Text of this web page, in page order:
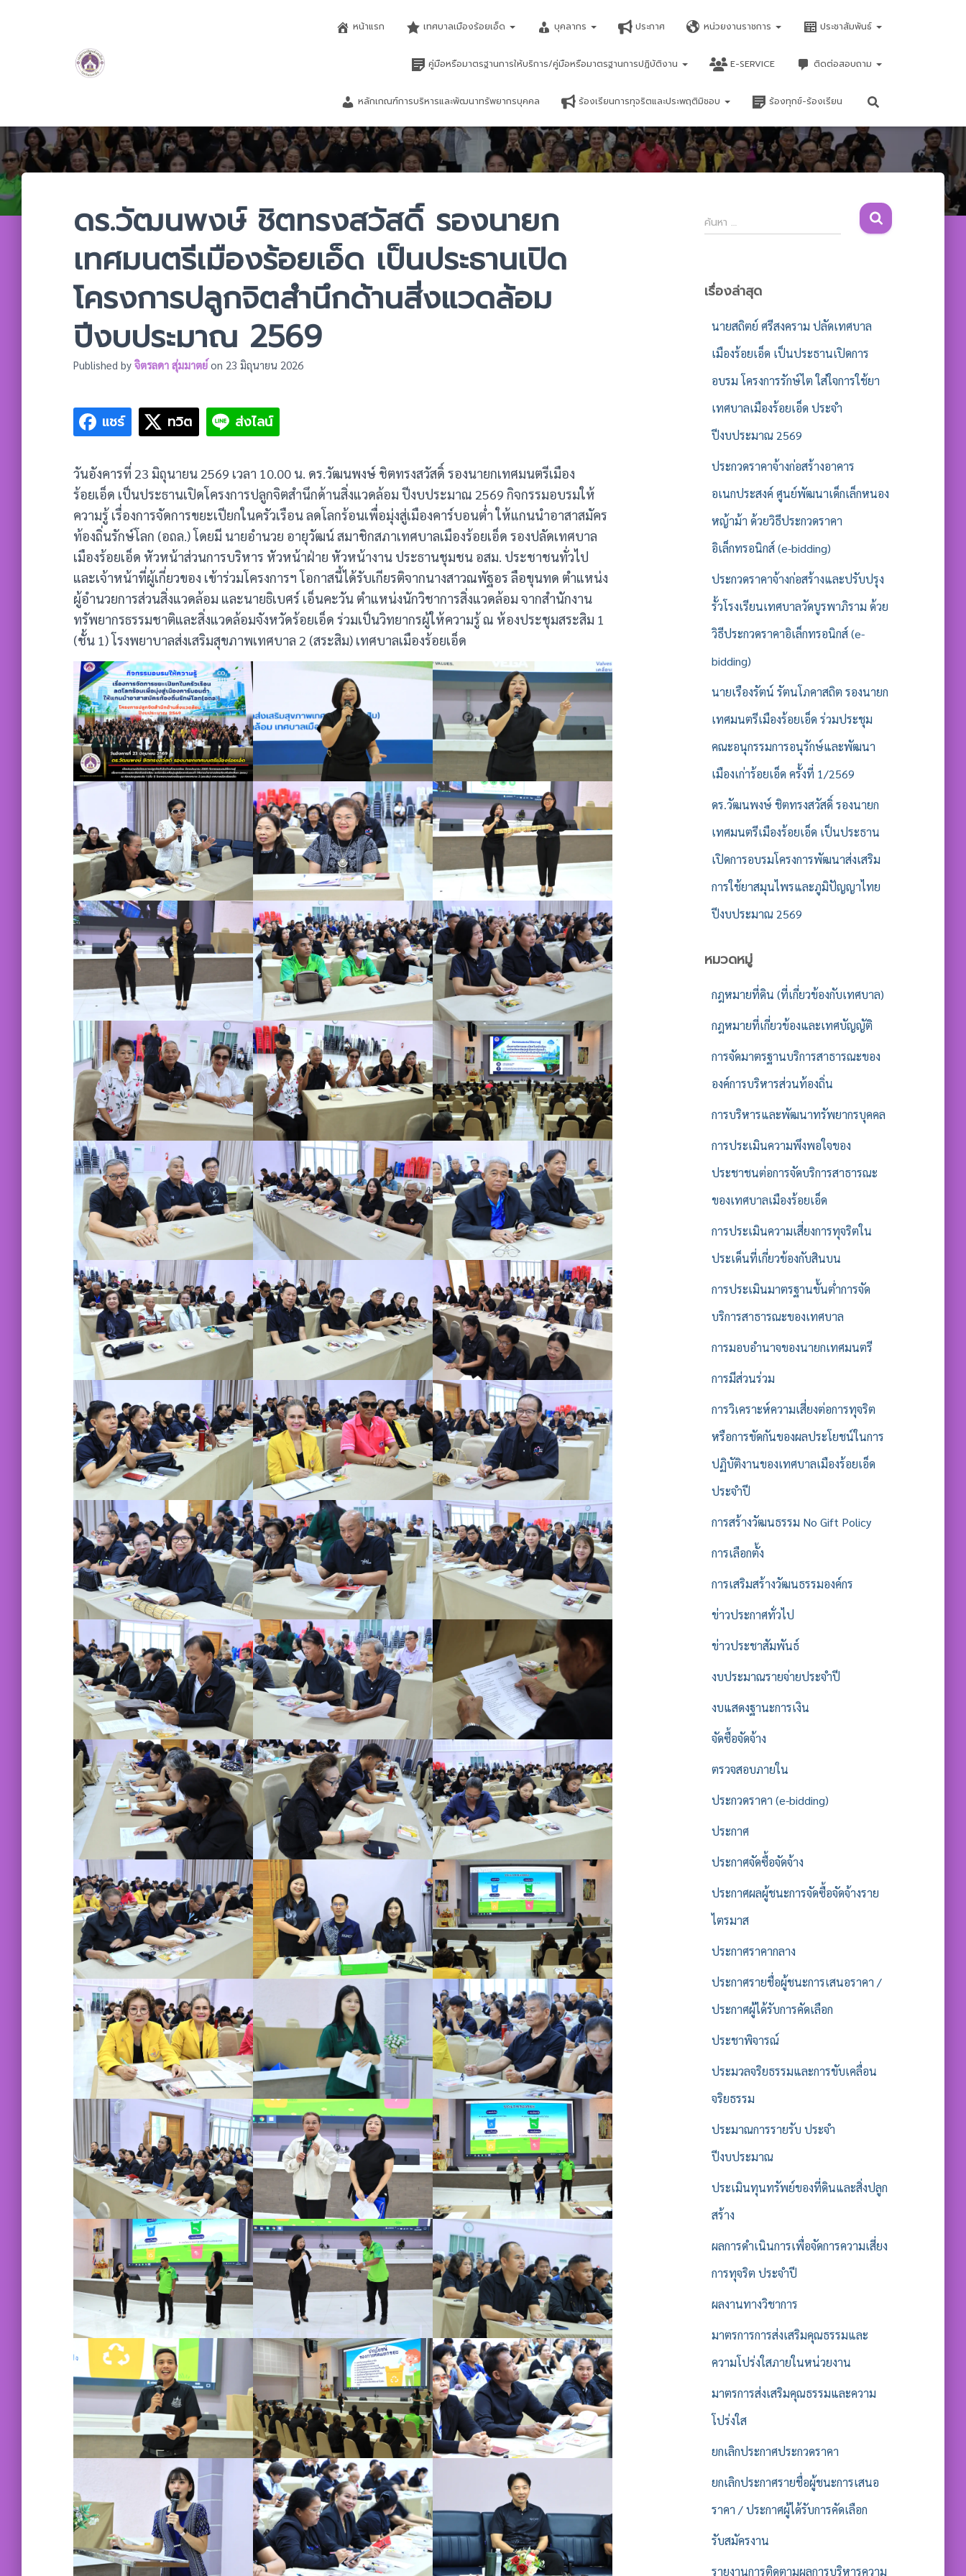
หน้าแรก เทศบาลเมืองร้อยเอ็ด บุคลากร ประกาศ หน่วยงานราชการ ประชาสัมพันธ์
คู่มือหรือมาตรฐานการให้บริการ/คู่มือหรือมาตรฐานการปฏิบัติงาน E-SERVICE ติดต่อสอบถาม
หลักเกณฑ์การบริหารและพัฒนาทรัพยากรบุคคล ร้องเรียนการทุจริตและประพฤติมิชอบ ร้องทุกข์-ร้องเรียน
ดร.วัฒนพงษ์ ชิตทรงสวัสดิ์ รองนายก
เทศมนตรีเมืองร้อยเอ็ด เป็นประธานเปิด
โครงการปลูกจิตสำนึกด้านสิ่งแวดล้อม
ปีงบประมาณ 2569
Published by จิตรลดา สุ่มมาตย์ on 23 มิถุนายน 2026
แชร์ ทวิต ส่งไลน์
วันอังคารที่ 23 มิถุนายน 2569 เวลา 10.00 น. ดร.วัฒนพงษ์ ชิตทรงสวัสดิ์ รองนายกเทศมนตรีเมือง
ร้อยเอ็ด เป็นประธานเปิดโครงการปลูกจิตสำนึกด้านสิ่งแวดล้อม ปีงบประมาณ 2569 กิจกรรมอบรมให้
ความรู้ เรื่องการจัดการขยะเปียกในครัวเรือน ลดโลกร้อนเพื่อมุ่งสู่เมืองคาร์บอนต่ำ ให้แกนนำอาสาสมัคร
ท้องถิ่นรักษ์โลก (อถล.) โดยมี นายอำนวย อายุวัฒน์ สมาชิกสภาเทศบาลเมืองร้อยเอ็ด รองปลัดเทศบาล
เมืองร้อยเอ็ด หัวหน้าส่วนการบริหาร หัวหน้าฝ่าย หัวหน้างาน ประธานชุมชน อสม. ประชาชนทั่วไป
และเจ้าหน้าที่ผู้เกี่ยวของ เข้าร่วมโครงการฯ โอกาสนี้ได้รับเกียรติจากนางสาวณพัฐอร ลือขุนทด ตำแหน่ง
ผู้อำนวยการส่วนสิ่งแวดล้อม และนายธิเบศร์ เอ็นคะวัน ตำแหน่งนักวิชาการสิ่งแวดล้อม จากสำนักงาน
ทรัพยากรธรรมชาติและสิ่งแวดล้อมจังหวัดร้อยเอ็ด ร่วมเป็นวิทยากรผู้ให้ความรู้ ณ ห้องประชุมสระสิม 1
(ชั้น 1) โรงพยาบาลส่งเสริมสุขภาพเทศบาล 2 (สระสิม) เทศบาลเมืองร้อยเอ็ด
ค้
น
สำ
ค้นหา …
เรื่องล่าสุด
นายสถิตย์ ศรีสงคราม ปลัดเทศบาล
เมืองร้อยเอ็ด เป็นประธานเปิดการ
อบรม โครงการรักษ์ไต ใส่ใจการใช้ยา
เทศบาลเมืองร้อยเอ็ด ประจำ
ปีงบประมาณ 2569
ประกวดราคาจ้างก่อสร้างอาคาร
อเนกประสงค์ ศูนย์พัฒนาเด็กเล็กหนอง
หญ้าม้า ด้วยวิธีประกวดราคา
อิเล็กทรอนิกส์ (e-bidding)
ประกวดราคาจ้างก่อสร้างและปรับปรุง
รั้วโรงเรียนเทศบาลวัดบูรพาภิราม ด้วย
วิธีประกวดราคาอิเล็กทรอนิกส์ (e-
bidding)
นายเรืองรัตน์ รัตนโภคาสถิต รองนายก
เทศมนตรีเมืองร้อยเอ็ด ร่วมประชุม
คณะอนุกรรมการอนุรักษ์และพัฒนา
เมืองเก่าร้อยเอ็ด ครั้งที่ 1/2569
ดร.วัฒนพงษ์ ชิตทรงสวัสดิ์ รองนายก
เทศมนตรีเมืองร้อยเอ็ด เป็นประธาน
เปิดการอบรมโครงการพัฒนาส่งเสริม
การใช้ยาสมุนไพรและภูมิปัญญาไทย
ปีงบประมาณ 2569
หมวดหมู่
กฎหมายที่ดิน (ที่เกี่ยวข้องกับเทศบาล)
กฎหมายที่เกี่ยวข้องและเทศบัญญัติ
การจัดมาตรฐานบริการสาธารณะของ
องค์การบริหารส่วนท้องถิ่น
การบริหารและพัฒนาทรัพยากรบุคคล
การประเมินความพึงพอใจของ
ประชาชนต่อการจัดบริการสาธารณะ
ของเทศบาลเมืองร้อยเอ็ด
การประเมินความเสี่ยงการทุจริตใน
ประเด็นที่เกี่ยวข้องกับสินบน
การประเมินมาตรฐานขั้นต่ำการจัด
บริการสาธารณะของเทศบาล
การมอบอำนาจของนายกเทศมนตรี
การมีส่วนร่วม
การวิเคราะห์ความเสี่ยงต่อการทุจริต
หรือการขัดกันของผลประโยชน์ในการ
ปฏิบัติงานของเทศบาลเมืองร้อยเอ็ด
ประจำปี
การสร้างวัฒนธรรม No Gift Policy
การเลือกตั้ง
การเสริมสร้างวัฒนธรรมองค์กร
ข่าวประกาศทั่วไป
ข่าวประชาสัมพันธ์
งบประมาณรายจ่ายประจำปี
งบแสดงฐานะการเงิน
จัดซื้อจัดจ้าง
ตรวจสอบภายใน
ประกวดราคา (e-bidding)
ประกาศ
ประกาศจัดซื้อจัดจ้าง
ประกาศผลผู้ชนะการจัดซื้อจัดจ้างราย
ไตรมาส
ประกาศราคากลาง
ประกาศรายชื่อผู้ชนะการเสนอราคา /
ประกาศผู้ได้รับการคัดเลือก
ประชาพิจารณ์
ประมวลจริยธรรมและการขับเคลื่อน
จริยธรรม
ประมาณการรายรับ ประจำ
ปีงบประมาณ
ประเมินทุนทรัพย์ของที่ดินและสิ่งปลูก
สร้าง
ผลการดำเนินการเพื่อจัดการความเสี่ยง
การทุจริต ประจำปี
ผลงานทางวิชาการ
มาตรการการส่งเสริมคุณธรรมและ
ความโปร่งใสภายในหน่วยงาน
มาตรการส่งเสริมคุณธรรมและความ
โปร่งใส
ยกเลิกประกาศประกวดราคา
ยกเลิกประกาศรายชื่อผู้ชนะการเสนอ
ราคา / ประกาศผู้ได้รับการคัดเลือก
รับสมัครงาน
รายงานการติดตามผลการบริหารความ